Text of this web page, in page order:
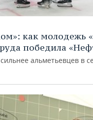
как молодежь
победила
альметьевцев в